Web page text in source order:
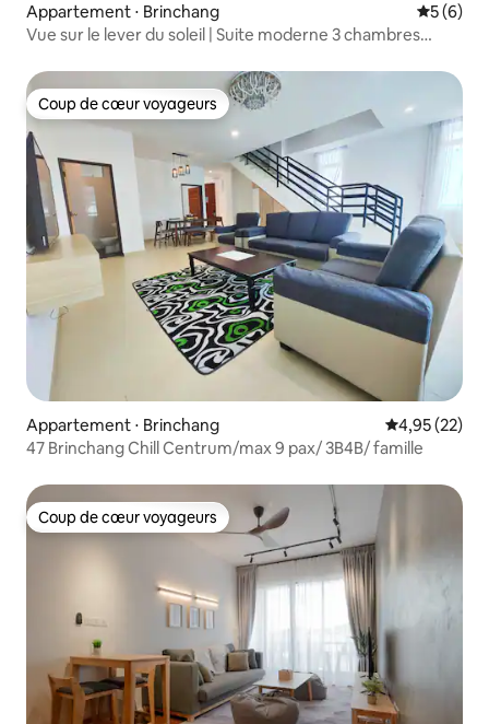
Appartement ⋅ Brinchang
5 (6)
Vue sur le lever du soleil | Suite moderne 3 chambres
Coup de cœur voyageurs
Coup de cœur voyageurs
Appartement ⋅ Brinchang Évaluation
4,95 (22)
47 Brinchang Chill Centrum/max 9 pax/ 3B4B/ famille
Coup de cœur voyageurs
Coup de cœur voyageurs